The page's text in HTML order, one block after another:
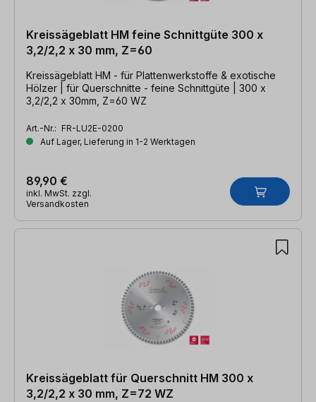
Kreissägeblatt HM feine Schnittgüte 300 x
3,2/2,2 x 30 mm, Z=60
Kreissägeblatt HM - für Plattenwerkstoffe & exotische
Hölzer | für Querschnitte - feine Schnittgüte | 300 x
3,2/2,2 x 30mm, Z=60 WZ
Art.-Nr.: FR-LU2E-0200
Auf Lager, Lieferung in 1-2 Werktagen
89,90 €
inkl. MwSt. zzgl.
Versandkosten
Kreissägeblatt für Querschnitt HM 300 x
3,2/2,2 x 30 mm, Z=72 WZ